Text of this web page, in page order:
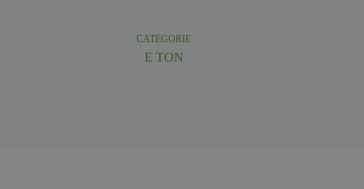
CATEGORIE
E TON